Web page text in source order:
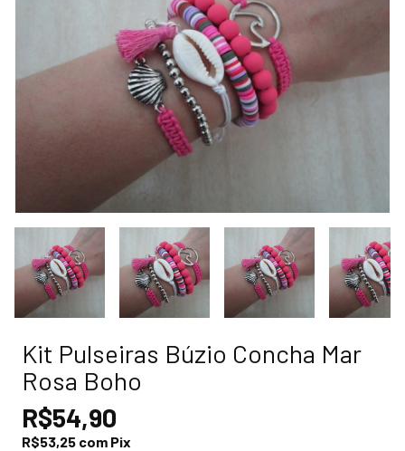
Kit Pulseiras Búzio Concha Mar
Rosa Boho
R$54,90
R$53,25 com Pix